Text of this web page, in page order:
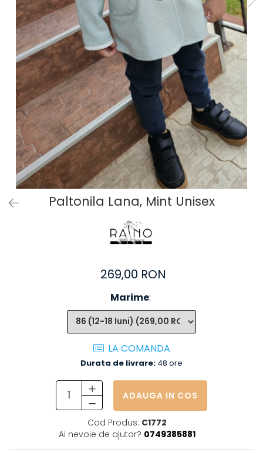
Baieti
Fetite
DE INVELIT/PERNE
FETITE
Bluze
Palton/Cape
Rochii Bumbac
Rochii Festive
Salopeta
Sport
INCALTAMINTE
Jucarii
Paltonila Lana, Mint Unisex
269,00 RON
Marime:
LA COMANDA
Durata de livrare: 48 ore
ADAUGA IN COS
Cod Produs: C1772
Ai nevoie de ajutor? 0749385881